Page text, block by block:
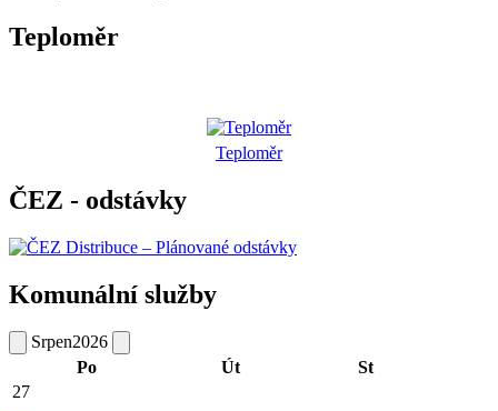
Teploměr
Teploměr
ČEZ - odstávky
Komunální služby
Srpen2026
Po
Út
St
27